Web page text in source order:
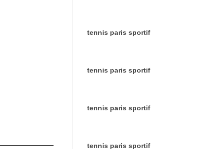
tennis paris sportif
tennis paris sportif
tennis paris sportif
tennis paris sportif